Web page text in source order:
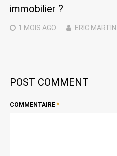
immobilier ?
1 MOIS AGO ERIC MARTIN
POST COMMENT
COMMENTAIRE *